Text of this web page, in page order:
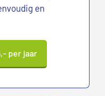
en
per jaar